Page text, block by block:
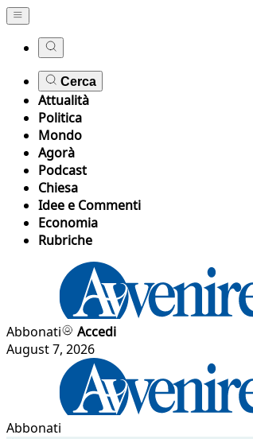
Cerca
Attualità
Politica
Mondo
Agorà
Podcast
Chiesa
Idee e Commenti
Economia
Rubriche
Abbonati
Accedi
August 7, 2026
Abbonati